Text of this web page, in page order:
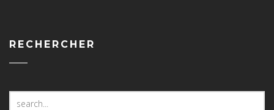
RECHERCHER